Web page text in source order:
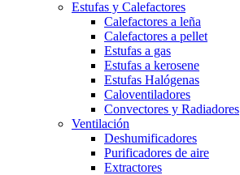
Estufas y Calefactores
Calefactores a leña
Calefactores a pellet
Estufas a gas
Estufas a kerosene
Estufas Halógenas
Caloventiladores
Convectores y Radiadores
Ventilación
Deshumificadores
Purificadores de aire
Extractores